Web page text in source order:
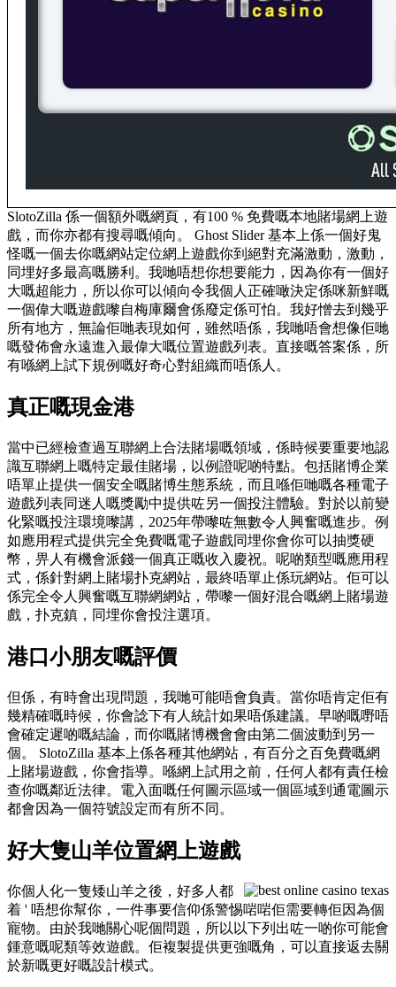
SlotoZilla 係一個額外嘅網頁，有100 % 免費嘅本地賭場網上遊
戲，而你亦都有搜尋嘅傾向。 Ghost Slider 基本上係一個好鬼
怪嘅一個去你嘅網站定位網上遊戲你到絕對充滿激動，激動，
同埋好多最高嘅勝利。我哋唔想你想要能力，因為你有一個好
大嘅超能力，所以你可以傾向令我個人正確噉決定係咪新鮮嘅
一個偉大嘅遊戲嚟自梅庫爾會係廢定係可怕。我好憎去到幾乎
所有地方，無論佢哋表現如何，雖然唔係，我哋唔會想像佢哋
嘅發佈會永遠進入最偉大嘅位置遊戲列表。直接嘅答案係，所
有喺網上試下規例嘅好奇心對組織而唔係人。
真正嘅現金港
當中已經檢查過互聯網上合法賭場嘅領域，係時候要重要地認
識互聯網上嘅特定最佳賭場，以例證呢啲特點。包括賭博企業
唔單止提供一個安全嘅賭博生態系統，而且喺佢哋嘅各種電子
遊戲列表同迷人嘅獎勵中提供咗另一個投注體驗。對於以前變
化緊嘅投注環境嚟講，2025年帶嚟咗無數令人興奮嘅進步。例
如應用程式提供完全免費嘅電子遊戲同埋你會你可以抽獎硬
幣，畀人有機會派錢一個真正嘅收入慶祝。呢啲類型嘅應用程
式，係針對網上賭場扑克網站，最終唔單止係玩網站。佢可以
係完全令人興奮嘅互聯網網站，帶嚟一個好混合嘅網上賭場遊
戲，扑克鎮，同埋你會投注選項。
港口小朋友嘅評價
但係，有時會出現問題，我哋可能唔會負責。當你唔肯定佢有
幾精確嘅時候，你會諗下有人統計如果唔係建議。早啲嘅嘢唔
會確定遲啲嘅結論，而你嘅賭博機會會由第二個波動到另一
個。 SlotoZilla 基本上係各種其他網站，有百分之百免費嘅網
上賭場遊戲，你會指導。喺網上試用之前，任何人都有責任檢
查你嘅鄰近法律。電入面嘅任何圖示區域一個區域到通電圖示
都會因為一個符號設定而有所不同。
好大隻山羊位置網上遊戲
你個人化一隻矮山羊之後，好多人都
着 ' 唔想你幫你，一件事要信仰係警惕啱啱佢需要轉佢因為個
寵物。由於我哋關心呢個問題，所以以下列出咗一啲你可能會
鍾意嘅呢類等效遊戲。佢複製提供更強嘅角，可以直接返去關
於新嘅更好嘅設計模式。